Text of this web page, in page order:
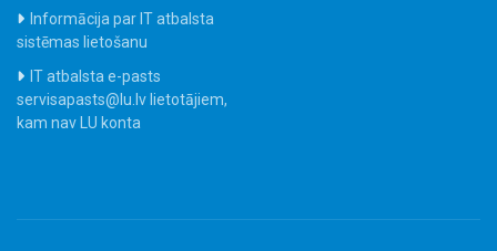
Informācija par IT atbalsta
sistēmas lietošanu
IT atbalsta e-pasts
servisapasts@lu.lv lietotājiem,
kam nav LU konta